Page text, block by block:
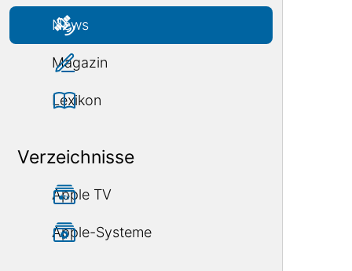
News
Magazin
Lexikon
Verzeichnisse
Apple TV
Apple-Systeme